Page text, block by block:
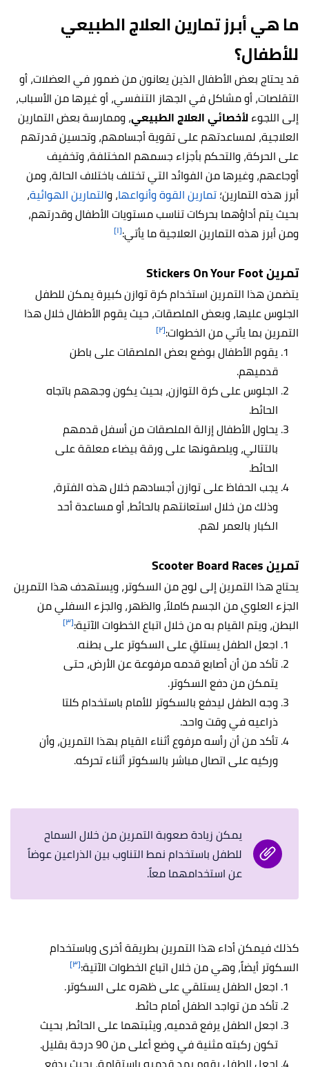
ما هي أبرز تمارين العلاج الطبيعي
للأطفال؟
قد يحتاج بعض الأطفال الذين يعانون من ضمور في العضلات، أو
التقلصات، أو مشاكل في الجهاز التنفسي، أو غيرها من الأسباب،
إلى اللجوءلأخصائي العلاج الطبيعي، وممارسة بعض التمارين
العلاجية، لمساعدتهم على تقوية أجسامهم، وتحسين قدرتهم
على الحركة، والتحكم بأجزاء جسمهم المختلفة، وتخفيف
أوجاعهم، وغيرها من الفوائد التي تختلف باختلاف الحالة، ومن
أبرز هذه التمارين؛تمارين القوة وأنواعها، والتمارين الهوائية،
بحيث يتم أداؤهما بحركات تناسب مستويات الأطفال وقدرتهم،
ومن أبرز هذه التمارين العلاجية ما يأتي:[١]
تمرين Stickers On Your Foot
يتضمن هذا التمرين استخدام كرة توازن كبيرة يمكن للطفل
الجلوس عليها، وبعض الملصقات، حيث يقوم الأطفال خلال هذا
التمرين بما يأتي من الخطوات:[٢]
يقوم الأطفال بوضع بعض الملصقات على باطن
قدميهم.
الجلوس على كرة التوازن، بحيث يكون وجههم باتجاه
الحائط.
يحاول الأطفال إزالة الملصقات من أسفل قدمهم
بالتتالي، ويلصقونها على ورقة بيضاء معلقة على
الحائط.
يجب الحفاظ على توازن أجسادهم خلال هذه الفترة،
وذلك من خلال استعانتهم بالحائط، أو مساعدة أحد
الكبار بالعمر لهم.
تمرين Scooter Board Races
يحتاج هذا التمرين إلى لوح من السكوتر، ويستهدف هذا التمرين
الجزء العلوي من الجسم كاملاً، والظهر، والجزء السفلي من
البطن، ويتم القيام به من خلال اتباع الخطوات الآتية:[٣]
اجعل الطفل يستلقِ على السكوتر على بطنه.
تأكد من أن أصابع قدمه مرفوعة عن الأرض، حتى
يتمكن من دفع السكوتر.
وجه الطفل ليدفع بالسكوتر للأمام باستخدام كلتا
ذراعيه في وقت واحد.
تأكد من أن رأسه مرفوع أثناء القيام بهذا التمرين، وأن
وركيه على اتصال مباشر بالسكوتر أثناء تحركه.
يمكن زيادة صعوبة التمرين من خلال السماح
للطفل باستخدام نمط التناوب بين الذراعين عوضاً
عن استخدامهما معاً.
كذلك فيمكن أداء هذا التمرين بطريقة أخرى وباستخدام
السكوتر أيضاً، وهي من خلال اتباع الخطوات الآتية:[٣]
اجعل الطفل يستلقي على ظهره على السكوتر.
تأكد من تواجد الطفل أمام حائط.
اجعل الطفل يرفع قدميه، ويثبتهما على الحائط، بحيث
تكون ركبته مثنية في وضع أعلى من 90 درجة بقليل.